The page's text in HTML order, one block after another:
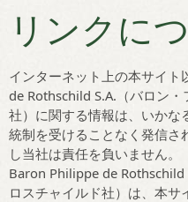
リンクに
インターネット上の本サイ
de Rothschild S.A.（バロン
社）に関する情報は、いかな
統制を受けることなく発信さ
し当社は責任を負いません。
Baron Philippe de Rothschild
ロスチャイルド社）は、本